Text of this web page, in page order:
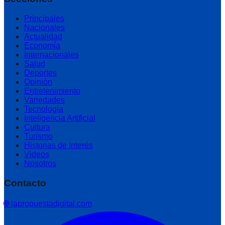
Principales
Nacionales
Actualidad
Economía
Internacionales
Salud
Deportes
Opinión
Entretenimiento
Variedades
Tecnología
Inteligencia Artificial
Cultura
Turismo
Historias de Interés
Videos
Nosotros
Contacto
🌐 lapropuestadigital.com